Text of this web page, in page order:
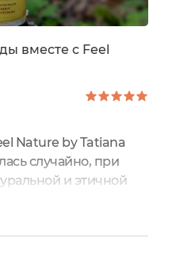
вместе с Feel
Nature by Tatiana
случайно, при
и этичной
немного расскажу о
Nature - это молодой